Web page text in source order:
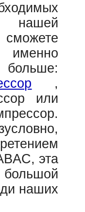
нашей
именно
,
или
эта
большой
наших